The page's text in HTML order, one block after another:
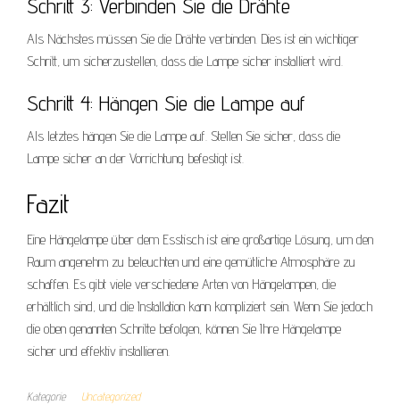
Schritt 3: Verbinden Sie die Drähte
Als Nächstes müssen Sie die Drähte verbinden. Dies ist ein wichtiger
Schritt, um sicherzustellen, dass die Lampe sicher installiert wird.
Schritt 4: Hängen Sie die Lampe auf
Als letztes hängen Sie die Lampe auf. Stellen Sie sicher, dass die
Lampe sicher an der Vorrichtung befestigt ist.
Fazit
Eine Hängelampe über dem Esstisch ist eine großartige Lösung, um den
Raum angenehm zu beleuchten und eine gemütliche Atmosphäre zu
schaffen. Es gibt viele verschiedene Arten von Hängelampen, die
erhältlich sind, und die Installation kann kompliziert sein. Wenn Sie jedoch
die oben genannten Schritte befolgen, können Sie Ihre Hängelampe
sicher und effektiv installieren.
Kategorie Uncategorized